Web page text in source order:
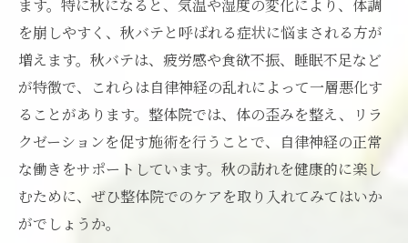
ます。特に秋になると、気温や湿度の変化により、体調
を崩しやすく、秋バテと呼ばれる症状に悩まされる方が
増えます。秋バテは、疲労感や食欲不振、睡眠不足など
が特徴で、これらは自律神経の乱れによって一層悪化す
ることがあります。整体院では、体の歪みを整え、リラ
クゼーションを促す施術を行うことで、自律神経の正常
な働きをサポートしています。秋の訪れを健康的に楽し
むために、ぜひ整体院でのケアを取り入れてみてはいか
がでしょうか。